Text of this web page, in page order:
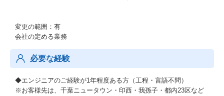
変更の範囲：有
会社の定める業務
必要な経験
◆エンジニアのご経験が1年程度ある方（工程・言語不問）
※お客様先は、千葉ニュータウン・印西・我孫子・都内23区など